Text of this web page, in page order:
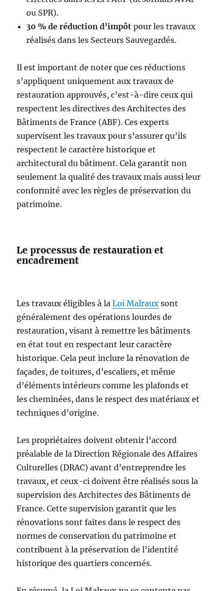
ou SPR).
30 % de réduction d’impôt pour les travaux
réalisés dans les Secteurs Sauvegardés.
Il est important de noter que ces réductions
s’appliquent uniquement aux travaux de
restauration approuvés, c’est-à-dire ceux qui
respectent les directives des Architectes des
Bâtiments de France (ABF). Ces experts
supervisent les travaux pour s’assurer qu’ils
respectent le caractère historique et
architectural du bâtiment. Cela garantit non
seulement la qualité des travaux mais aussi leur
conformité avec les règles de préservation du
patrimoine.
Le processus de restauration et
encadrement
Les travaux éligibles à laLoi Malraux sont
généralement des opérations lourdes de
restauration, visant à remettre les bâtiments
en état tout en respectant leur caractère
historique. Cela peut inclure la rénovation de
façades, de toitures, d’escaliers, et même
d’éléments intérieurs comme les plafonds et
les cheminées, dans le respect des matériaux et
techniques d’origine.
Les propriétaires doivent obtenir l’accord
préalable de la Direction Régionale des Affaires
Culturelles (DRAC) avant d’entreprendre les
travaux, et ceux-ci doivent être réalisés sous la
supervision des Architectes des Bâtiments de
France. Cette supervision garantit que les
rénovations sont faites dans le respect des
normes de conservation du patrimoine et
contribuent à la préservation de l’identité
historique des quartiers concernés.